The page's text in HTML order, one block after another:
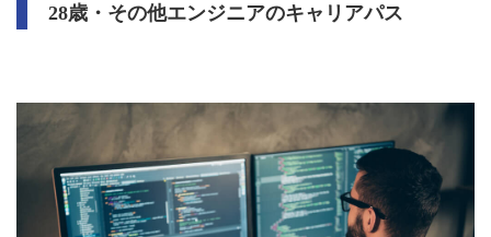
28歳・その他エンジニアのキャリアパス